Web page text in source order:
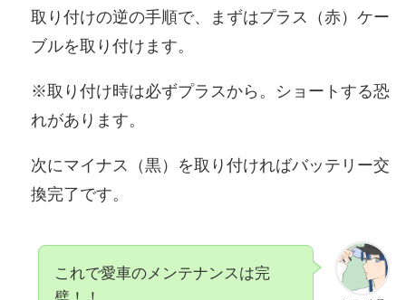
取り付けの逆の手順で、まずはプラス（赤）ケー
ブルを取り付けます。
※取り付け時は必ずプラスから。ショートする恐
れがあります。
次にマイナス（黒）を取り付ければバッテリー交
換完了です。
これで愛車のメンテナンスは完